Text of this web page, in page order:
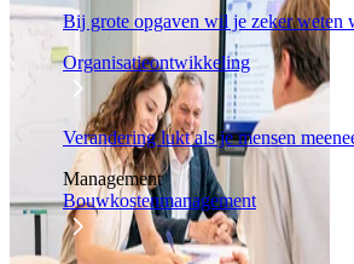
Bij grote opgaven wil je zeker weten
Organisatieontwikkeling
Verandering lukt als je mensen
Management
Bouwkostenmanagement